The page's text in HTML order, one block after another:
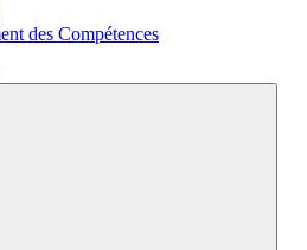
des Compétences